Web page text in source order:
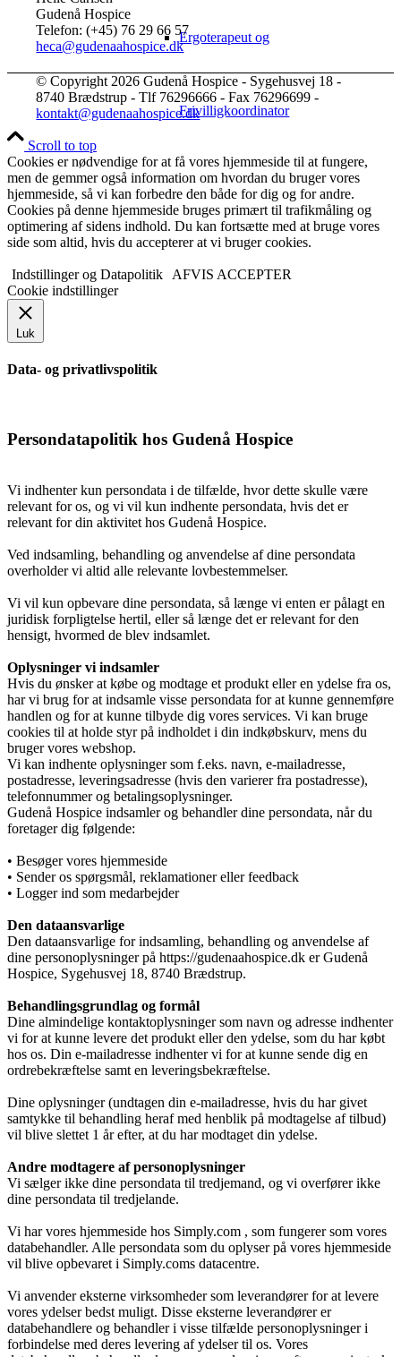
Ergoterapeut og
Frivilligkoordinator
Sekretær
Rammer
Kunst
Donationer
Galleri
Årsrapporter
Fagfolk
Henvisning
Publikationer
Gudenå Hospice
Telefon: (+45) 76 29 66 57
heca@gudenaahospice.dk
© Copyright 2026 Gudenå Hospice - Sygehusvej 18 -
8740 Brædstrup - Tlf 76296666 - Fax 76296699 -
kontakt@gudenaahospice.dk
Scroll to top
Cookies er nødvendige for at få vores hjemmeside til at fungere,
men de gemmer også information om hvordan du bruger vores
hjemmeside, så vi kan forbedre den både for dig og for andre.
Cookies på denne hjemmeside bruges primært til trafikmåling og
optimering af sidens indhold. Du kan fortsætte med at bruge vores
side som altid, hvis du accepterer at vi bruger cookies.
Indstillinger og Datapolitik AFVIS ACCEPTER
Cookie indstillinger
Luk
Data- og privatlivspolitik
Persondatapolitik hos Gudenå Hospice
Vi indhenter kun persondata i de tilfælde, hvor dette skulle være
relevant for os, og vi vil kun indhente persondata, hvis det er
relevant for din aktivitet hos Gudenå Hospice.
Ved indsamling, behandling og anvendelse af dine persondata
overholder vi altid alle relevante lovbestemmelser.
Vi vil kun opbevare dine persondata, så længe vi enten er pålagt en
juridisk forpligtelse hertil, eller så længe det er relevant for den
hensigt, hvormed de blev indsamlet.
Oplysninger vi indsamler
Hvis du ønsker at købe og modtage et produkt eller en ydelse fra os,
har vi brug for at indsamle visse persondata for at kunne gennemføre
handlen og for at kunne tilbyde dig vores services. Vi kan bruge
cookies til at holde styr på indholdet i din indkøbskurv, mens du
bruger vores webshop.
Vi kan indhente oplysninger som f.eks. navn, e-mailadresse,
postadresse, leveringsadresse (hvis den varierer fra postadresse),
telefonnummer og betalingsoplysninger.
Gudenå Hospice indsamler og behandler dine persondata, når du
foretager dig følgende:
• Besøger vores hjemmeside
• Sender os spørgsmål, reklamationer eller feedback
• Logger ind som medarbejder
Den dataansvarlige
Den dataansvarlige for indsamling, behandling og anvendelse af
dine personoplysninger på https://gudenaahospice.dk erGudenå
Hospice, Sygehusvej 18, 8740 Brædstrup.
Behandlingsgrundlag og formål
Dine almindelige kontaktoplysninger som navn og adresse indhenter
vi for at kunne levere det produkt eller den ydelse, som du har købt
hos os. Din e-mailadresse indhenter vi for at kunne sende dig en
ordrebekræftelse samt en leveringsbekræftelse.
Dine oplysninger (undtagen din e-mailadresse, hvis du har givet
samtykke til behandling heraf med henblik på modtagelse af tilbud)
vil blive slettet 1 år efter, at du har modtaget din ydelse.
Andre modtagere af personoplysninger
Vi sælger ikke dine persondata til tredjemand, og vi overfører ikke
dine persondata til tredjelande.
Vi har vores hjemmeside hos Simply.com , som fungerer som vores
databehandler. Alle persondata som du oplyser på vores hjemmeside
vil blive opbevaret i Simply.coms datacentre.
Vi anvender eksterne virksomheder som leverandører for at levere
vores ydelser bedst muligt. Disse eksterne leverandører er
databehandlere og behandler i visse tilfælde personoplysninger i
forbindelse med deres levering af ydelser til os. Vores